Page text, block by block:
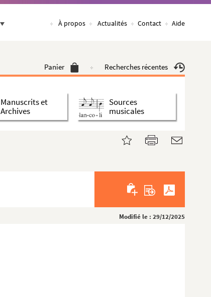
À propos Actualités Contact Aide
Panier Recherches récentes
Manuscrits et
Archives
Sources
musicales
Modifié le : 29/12/2025